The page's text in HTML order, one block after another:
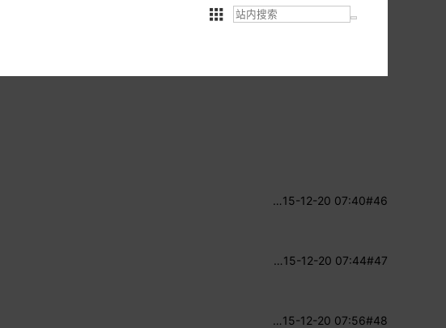
#46
15-12-20 07:40
…
#47
15-12-20 07:44
…
#48
15-12-20 07:56
…